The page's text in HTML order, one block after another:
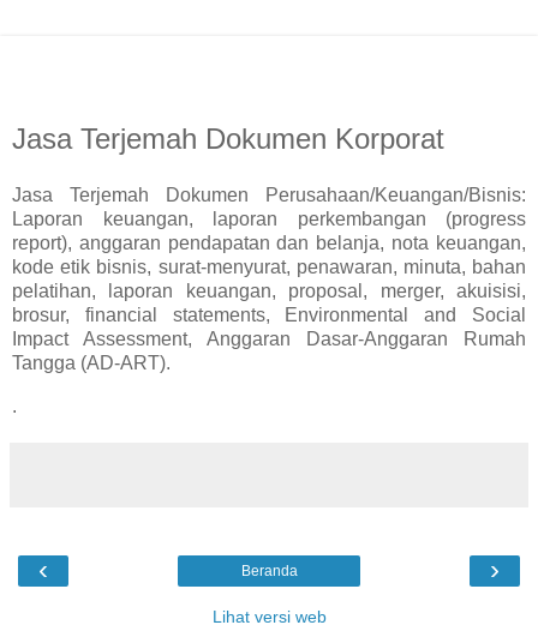
Jasa Terjemah Dokumen Korporat
Jasa Terjemah Dokumen Perusahaan/Keuangan/Bisnis:
Laporan keuangan, laporan perkembangan (progress
report), anggaran pendapatan dan belanja, nota keuangan,
kode etik bisnis, surat-menyurat, penawaran, minuta, bahan
pelatihan, laporan keuangan, proposal, merger, akuisisi,
brosur, financial statements, Environmental and Social
Impact Assessment, Anggaran Dasar-Anggaran Rumah
Tangga (AD-ART).
.
‹ ›
Beranda
Lihat versi web